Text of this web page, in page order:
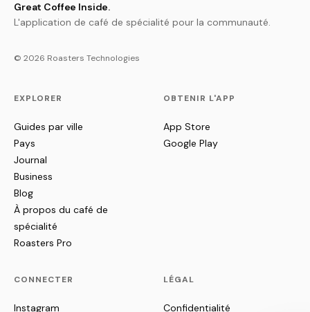
Great Coffee Inside.
L'application de café de spécialité pour la communauté.
© 2026 Roasters Technologies
EXPLORER
Guides par ville
Pays
Journal
Business
Blog
À propos du café de
spécialité
Roasters Pro
OBTENIR L'APP
App Store
Google Play
CONNECTER
Instagram
LÉGAL
Confidentialité